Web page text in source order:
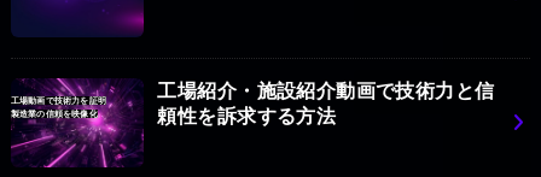
工場動画で技術力を証明
製造業の信頼を映像化
工場紹介・施設紹介動画で技術力と信
頼性を訴求する方法